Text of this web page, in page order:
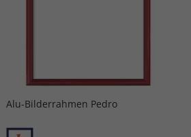
Alu-Bilderrahmen Pedro